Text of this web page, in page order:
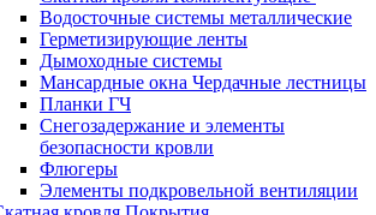
Водосточные системы металлические
Герметизирующие ленты
Дымоходные системы
Мансардные окна Чердачные лестницы
Планки ГЧ
Снегозадержание и элементы
безопасности кровли
Флюгеры
Элементы подкровельной вентиляции